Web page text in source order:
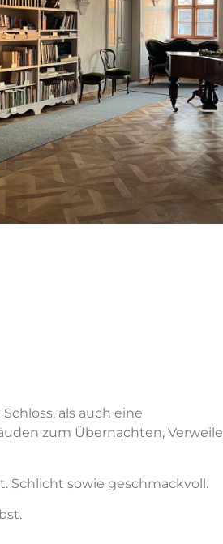
als auch eine
uden zum Ü bernachten,
Schlicht sowie geschmackvoll.